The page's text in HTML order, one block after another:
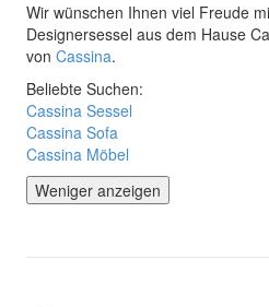
Wir wünschen Ihnen viel Freude
Designersessel aus dem Hause
von Cassina.
Beliebte Suchen:
Cassina Sessel
Cassina Sofa
Cassina Möbel
Weniger anzeigen